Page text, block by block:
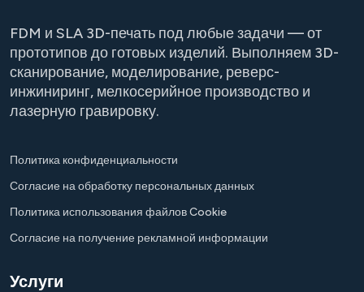
FDM и SLA 3D-печать под любые задачи — от
прототипов до готовых изделий. Выполняем 3D-
сканирование, моделирование, реверс-
инжиниринг, мелкосерийное производство и
лазерную гравировку.
Политика конфиденциальности
Согласие на обработку персональных данных
Политика использования файлов Cookie
Согласие на получение рекламной информации
Услуги